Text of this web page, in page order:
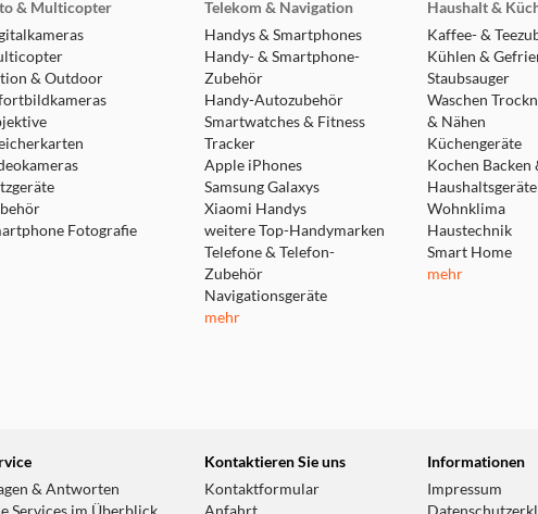
& Multicopter
& Outdoor
Fotografie
Telekom & Navigation
Handys & Smartphones
Handy- & Smartphone-
Zubehör
Handy-Autozubehör
Smartwatches & Fitness
Tracker
Apple iPhones
Samsung Galaxys
Xiaomi Handys
weitere Top-Handymarken
Telefone & Telefon-
Zubehör
Navigationsgeräte
mehr
Haushalt &
Kaffee- &
Kühlen &
Staubsauger
Waschen
& Nähen
Küchengeräte
Kochen Backen
Haushaltsgeräte
Wohnklima
Haustechnik
Smart Home
mehr
& Antworten
Kontaktieren Sie uns
Kontaktformular
Informationen
Impressum